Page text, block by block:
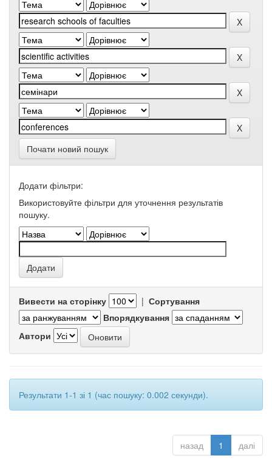
Почати новий пошук
Додати фільтри:
Використовуйте фільтри для уточнення результатів
пошуку.
Вивести на сторінку | Сортування
Впорядкування
Автори
Результати 1-1 зі 1 (час пошуку: 0.002 секунди).
назад 1 далі